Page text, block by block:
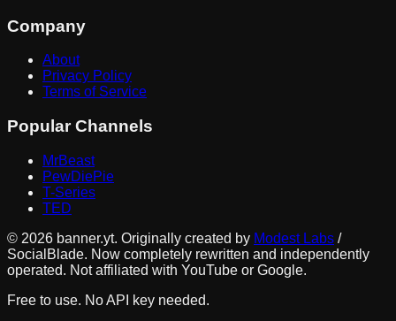
Company
About
Privacy Policy
Terms of Service
Popular Channels
MrBeast
PewDiePie
T-Series
TED
© 2026 banner.yt. Originally created by Modest Labs /
SocialBlade. Now completely rewritten and independently
operated. Not affiliated with YouTube or Google.
Free to use. No API key needed.